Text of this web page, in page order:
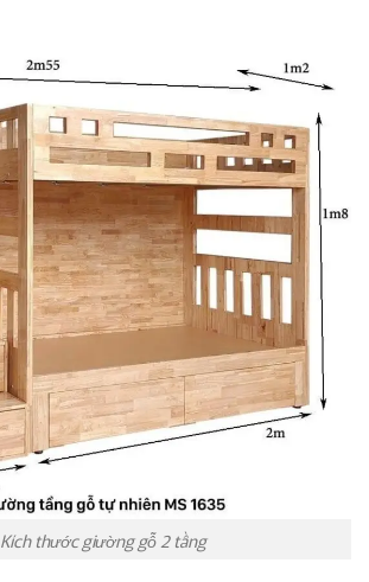
Kích thước giường gỗ 2 tầng